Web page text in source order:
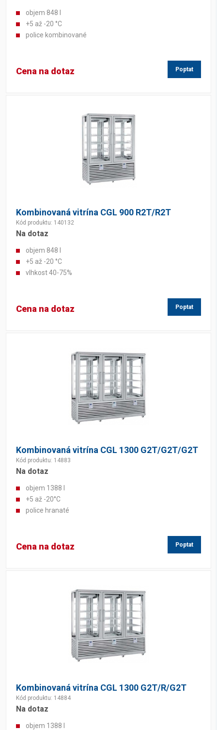
objem 848 l
+5 až -20 °C
police kombinované
Cena na dotaz Poptat
Kombinovaná vitrína CGL 900 R2T/R2T
Kód produktu: 140132
Na dotaz
objem 848 l
+5 až -20 °C
vlhkost 40-75%
Cena na dotaz Poptat
Kombinovaná vitrína CGL 1300 G2T/G2T/G2T
Kód produktu: 14883
Na dotaz
objem 1388 l
+5 až -20°C
police hranaté
Cena na dotaz Poptat
Kombinovaná vitrína CGL 1300 G2T/R/G2T
Kód produktu: 14884
Na dotaz
objem 1388 l